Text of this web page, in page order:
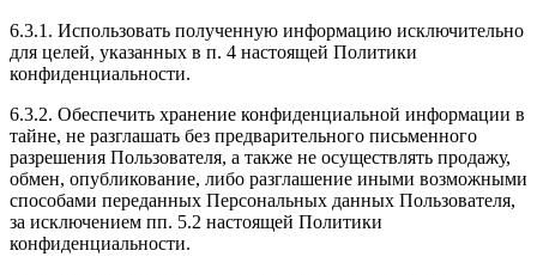
6.3.1. Использовать полученную информацию исключительно
для целей, указанных в п. 4 настоящей Политики
конфиденциальности.
6.3.2. Обеспечить хранение конфиденциальной информации в
тайне, не разглашать без предварительного письменного
разрешения Пользователя, а также не осуществлять продажу,
обмен, опубликование, либо разглашение иными возможными
способами переданных Персональных данных Пользователя,
за исключением пп. 5.2 настоящей Политики
конфиденциальности.